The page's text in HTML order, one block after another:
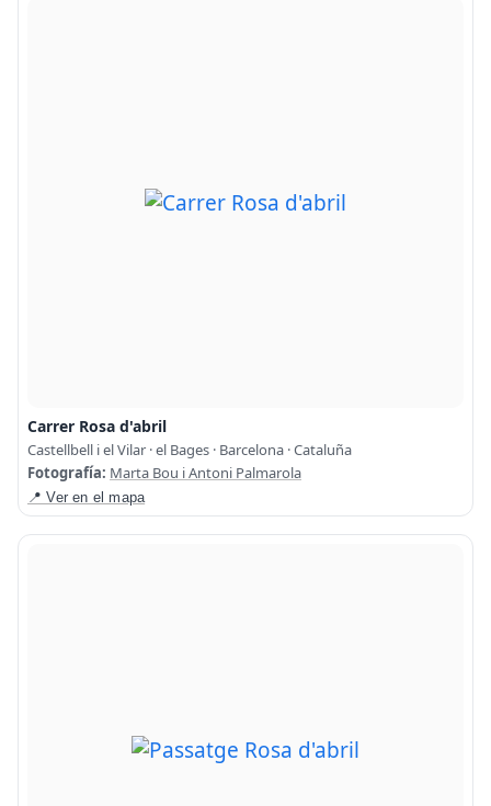
Carrer Rosa d'abril
Castellbell i el Vilar · el Bages · Barcelona · Cataluña
Fotografía: Marta Bou i Antoni Palmarola
📍 Ver en el mapa